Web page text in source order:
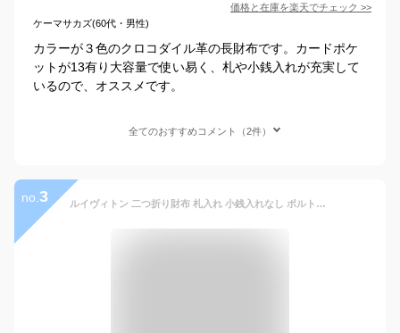
価格と在庫を楽天でチェック >>
ケーマサカズ(60代・男性)
カラーが３色のクロコダイル革の長財布です。カードポケ
ットが13有り大容量で使い易く、札や小銭入れが充実して
いるので、オススメです。
全てのおすすめコメント（2件）
no. 3 ルイヴィトン 二つ折り財布 札入れ 小銭入れなし ポルトフォイユ ミュルティプル ダミエ アンフィニ オニキス ルイヴィトン 財布 LOUIS VUITTON メンズ 薄い カードケース スマート レザー 本革 コンパクト スリム ブランド プレゼント 新品